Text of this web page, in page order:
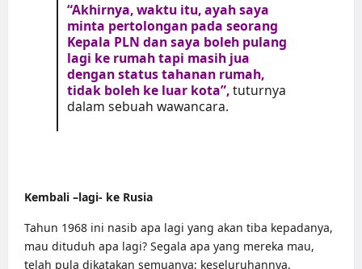
“Akhirnya, waktu itu, ayah saya
minta pertolongan pada seorang
Kepala PLN dan saya boleh pulang
lagi ke rumah tapi masih jua
dengan status tahanan rumah,
tidak boleh ke luar kota”,tuturnya
dalam sebuah wawancara.
Kembali –lagi- ke Rusia
Tahun 1968 ini nasib apa lagi yang akan tiba kepadanya,
mau dituduh apa lagi? Segala apa yang mereka mau,
telah pula dikatakan semuanya; keseluruhannya.